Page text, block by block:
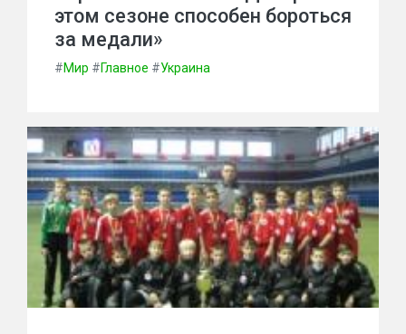
этом сезоне способен бороться
за медали»
#Мир #Главное #Украина